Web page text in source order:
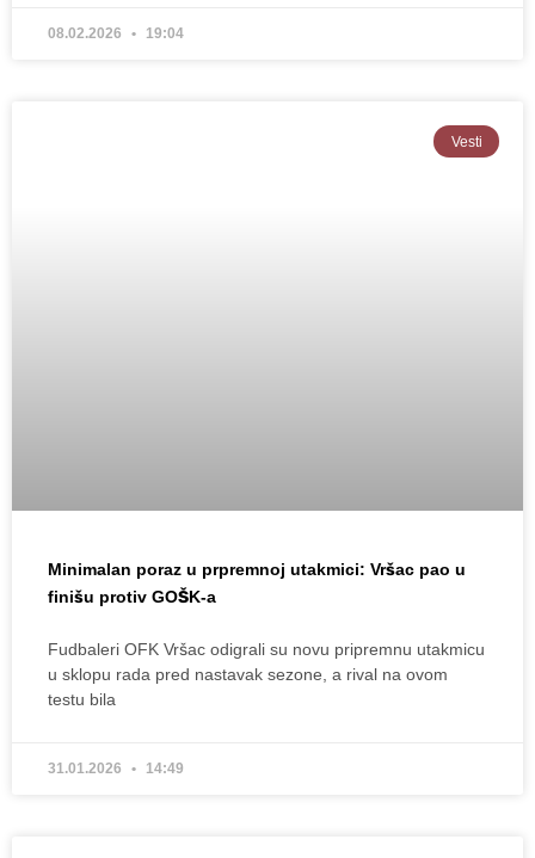
08.02.2026 19:04
Vesti
Minimalan poraz u prpremnoj utakmici: Vršac pao u
finišu protiv GOŠK-a
Fudbaleri OFK Vršac odigrali su novu pripremnu utakmicu
u sklopu rada pred nastavak sezone, a rival na ovom
testu bila
31.01.2026 14:49